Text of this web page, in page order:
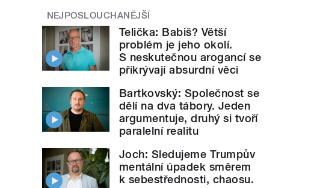
NEJPOSLOUCHANĚJŠÍ
Telička: Babiš? Větší
problém je jeho okolí.
S neskutečnou arogancí se
přikrývají absurdní věci
Bartkovský: Společnost se
dělí na dva tábory. Jeden
argumentuje, druhý si tvoří
paralelní realitu
Joch: Sledujeme Trumpův
mentální úpadek směrem
k sebestřednosti, chaosu.